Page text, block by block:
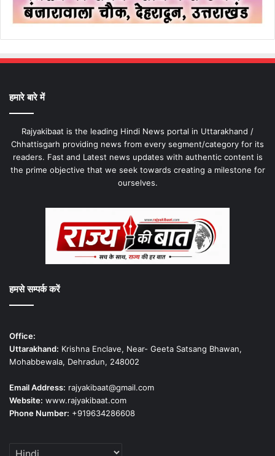
हमारे बारे में
Rajyakibaat is the leading Hindi News portal in Uttarakhand /
Chhattisgarh providing news from every segment/category for its
readers. Fast and Latest news updates with authentic content is
the prime objective that we seek towards creating a milestone for
ourselves.
हमसे सम्पर्क करें
Office:
Uttarakhand: Krishna Enclave, Near- Geeta Satsang Bhawan,
Mohabbewala, Dehradun, 248002
Email Address: rajyakibaat@gmail.com
Website: www.rajyakibaat.com
Phone Number: +919634286608